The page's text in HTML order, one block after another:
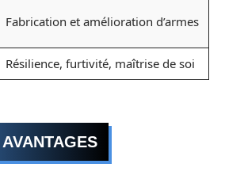
Fabrication et amélioration d’armes
Résilience, furtivité, maîtrise de soi